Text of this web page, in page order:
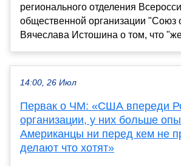
регионального отделения
общественной организации "Союз
Вячеслава Истошина о том, что
14:00, 26 Июл
Первак о ЧМ: «США впереди
организации, у них больше
Американцы ни перед кем не
делают что хотят»